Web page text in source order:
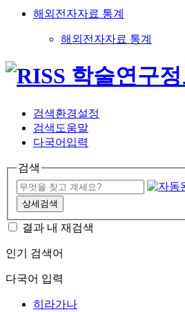
해외전자자료 통계
해외전자자료 통계
검색환경설정
검색도움말
다국어입력
검색
상세검색
결과 내 재검색
인기 검색어
다국어 입력
히라가나